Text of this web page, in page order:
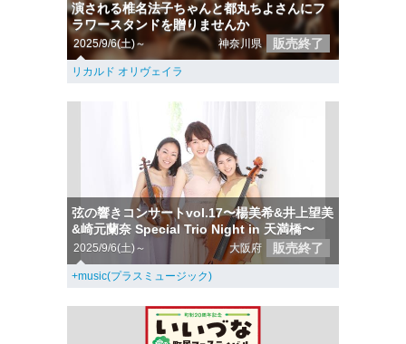
演される椎名法子ちゃんと都丸ちよさんにフ
ラワースタンドを贈りませんか
2025/9/6(土)～ 神奈川県 販売終了
リカルド オリヴェイラ
弦の響きコンサートvol.17〜楊美希&井上望美
&崎元蘭奈 Special Trio Night in 天満橋〜
2025/9/6(土)～ 大阪府 販売終了
+music(プラスミュージック)